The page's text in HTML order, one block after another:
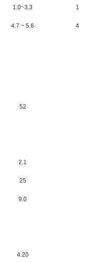
1.0~3.3 1.5
4.7 ~ 5.6 4.5
52
2.1
25
9.0
4.20